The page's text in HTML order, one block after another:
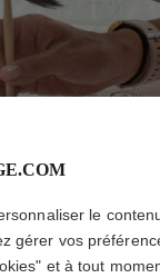
le
gérer vos
et à tout